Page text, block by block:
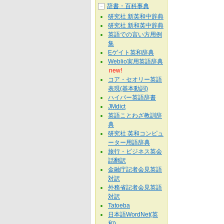
－
辞書・百科事典
研究社 新英和中辞典
研究社 新和英中辞典
英語での言い方用例
集
Eゲイト英和辞典
Weblio実用英語辞典
new!
コア・セオリー英語
表現(基本動詞)
ハイパー英語辞書
JMdict
英語ことわざ教訓辞
典
研究社 英和コンピュ
ーター用語辞典
旅行・ビジネス英会
話翻訳
金融庁記者会見英語
対訳
外務省記者会見英語
対訳
Tatoeba
日本語WordNet(英